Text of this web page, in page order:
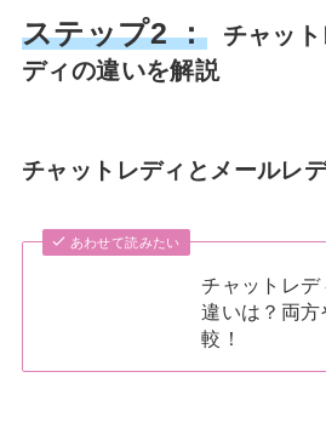
ステップ2 ：チャット
ディの違いを解説
チャットレディとメールレ
あわせて読みたい
チャットレ
違いは？両
較！